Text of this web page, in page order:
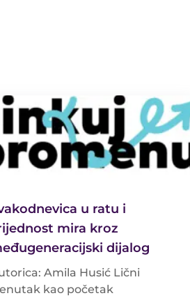
u ratu i
mira kroz
dijalog
Amila Husić Lični
kao početak